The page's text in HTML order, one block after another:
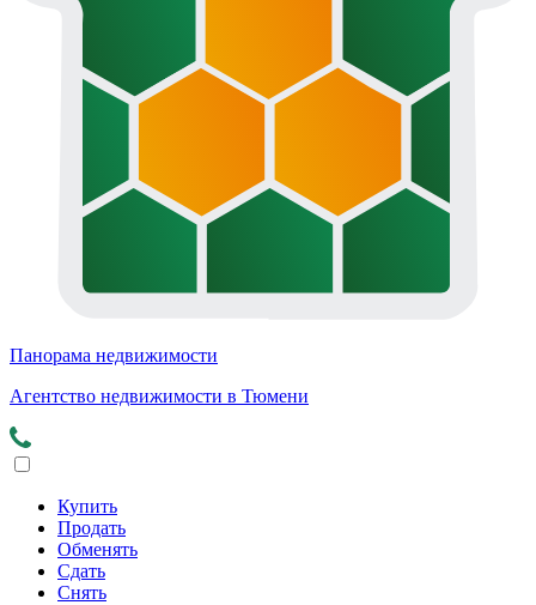
Панорама недвижимости
Агентство недвижимости в Тюмени
Купить
Продать
Обменять
Сдать
Снять